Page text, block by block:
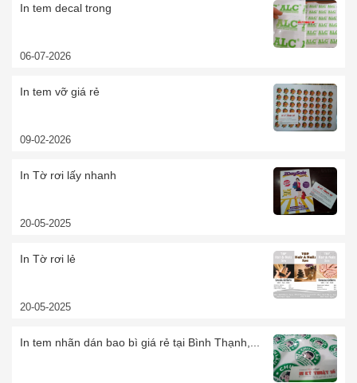
In tem decal trong
06-07-2026
In tem vỡ giá rẻ
09-02-2026
In Tờ rơi lấy nhanh
20-05-2025
In Tờ rơi lẻ
20-05-2025
In tem nhãn dán bao bì giá rẻ tại Bình Thạnh,...